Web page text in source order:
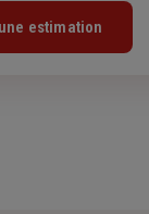
estimation